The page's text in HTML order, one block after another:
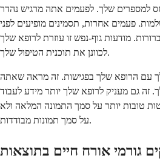
למספרים שלך. לפעמים אתה מרגיש נהדר
פעמים אחרות, תסמינים מופיעים לפני
מודעות גוף-נפש זו עוזרת לרופא שלך
לכוונן את תוכנית הטיפול שלך.
עם הרופא שלך בפגישות. זה מראה שאתה
זה גם מעניק לרופא שלך יותר מידע לעבוד
טובות יותר על סמך התמונה המלאה ולא
על סמך תמונות מבודדות.
גורמי אורח חיים בתוצאות